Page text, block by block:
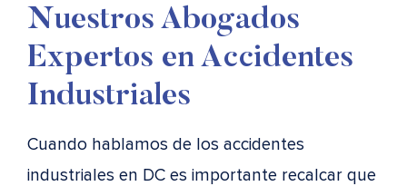
Nuestros Abogados
Expertos en Accidentes
Industriales
Cuando hablamos de los accidentes
industriales en DC es importante recalcar que